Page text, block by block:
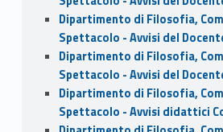
Dipartimento di Filosofia,
Spettacolo - Avvisi del
Dipartimento di Filosofia,
Spettacolo - Avvisi del
Dipartimento di Filosofia,
Spettacolo - Avvisi didattici